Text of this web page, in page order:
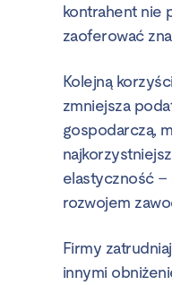
kontrahent nie
zaoferować
Kolejną
zmniejsza
gospodarczą,
elastyczność –
rozwojem
Firmy
innymi